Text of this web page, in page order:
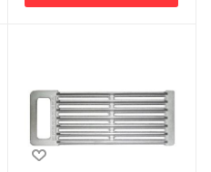
Глубина, мм
Высота, мм
23